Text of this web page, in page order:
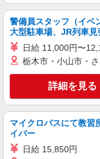
（店
含む） ※経験・能力考慮 ※固定
あ
3万
同条件 【手当】固定残業手当／
制手
途支
当
時に
目
キープ
パート
ASBee（アスビー）キ
靴
時
円
警備員スタッフ（イベ
大型駐車場、JR列車見
日給 11,000円〜
栃木市・小山市・
詳細を見る
マイクロバスにて教習
イバー
日給 15,850円